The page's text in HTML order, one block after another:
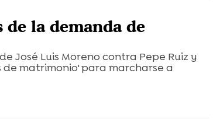
de la demanda de
José Luis Moreno contra Pepe Ruiz y
de matrimonio' para marcharse a